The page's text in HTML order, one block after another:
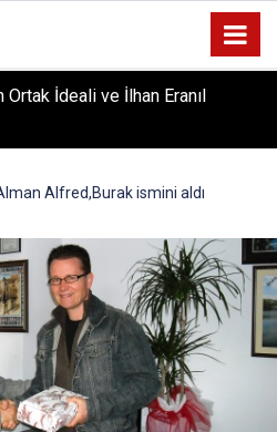
MERHABA’ COŞKUSU: Kursiyerler
Alfred,Burak ismini aldı